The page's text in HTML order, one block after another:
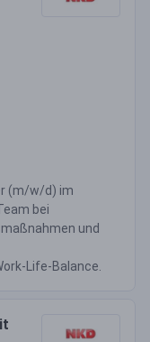
(m/w/d) im
bei
und
Life-Balance.